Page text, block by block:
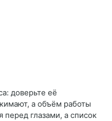
доверьте её
а объём работы
перед глазами, а список